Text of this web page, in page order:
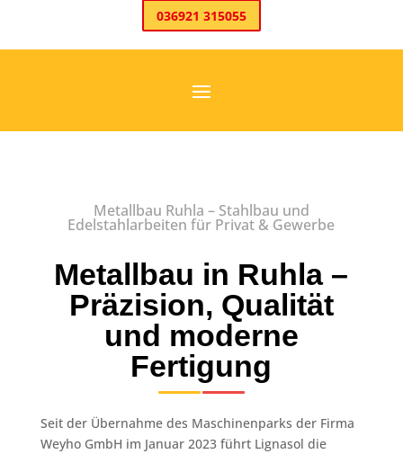
036921 315055
Metallbau Ruhla – Stahlbau und
Edelstahlarbeiten für Privat & Gewerbe
Metallbau in Ruhla –
Präzision, Qualität
und moderne
Fertigung
Seit der Übernahme des Maschinenparks der Firma
Weyho GmbH im Januar 2023 führt Lignasol die